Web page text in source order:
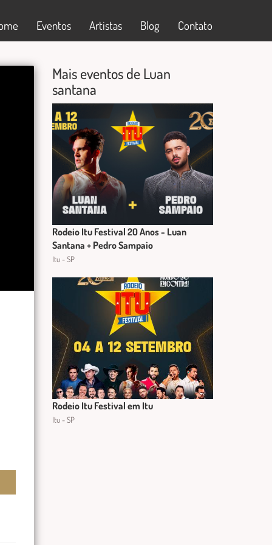
Eventos Artistas Blog Contato
Mais eventos de Luan
santana
Rodeio Itu Festival 20 Anos - Luan
Santana + Pedro Sampaio
Itu - SP
Rodeio Itu Festival em Itu
Itu - SP